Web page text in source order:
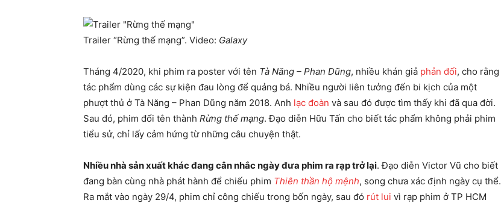
Trailer “Rừng thế mạng”. Video: Galaxy
Tháng 4/2020, khi phim ra poster với tên Tà Năng – Phan Dũng, nhiều khán giả phản đối, cho rằng
tác phẩm dùng các sự kiện đau lòng để quảng bá. Nhiều người liên tưởng đến bi kịch của một
phượt thủ ở Tà Năng – Phan Dũng năm 2018. Anh lạc đoàn và sau đó được tìm thấy khi đã qua đời.
Sau đó, phim đổi tên thành Rừng thế mạng. Đạo diễn Hữu Tấn cho biết tác phẩm không phải phim
tiểu sử, chỉ lấy cảm hứng từ những câu chuyện thật.
Nhiều nhà sản xuất khác đang cân nhắc ngày đưa phim ra rạp trở lại. Đạo diễn Victor Vũ cho biết
đang bàn cùng nhà phát hành để chiếu phim Thiên thần hộ mệnh, song chưa xác định ngày cụ thể.
Ra mắt vào ngày 29/4, phim chỉ công chiếu trong bốn ngày, sau đó rút lui vì rạp phim ở TP HCM